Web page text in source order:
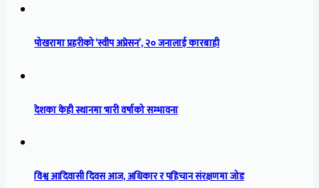
पोखरामा प्रहरीको ‘स्वीप अप्रेसन’, २० जनालाई कारबाही
देशका केही स्थानमा भारी वर्षाको सम्भावना
विश्व आदिवासी दिवस आज, अधिकार र पहिचान संरक्षणमा जोड